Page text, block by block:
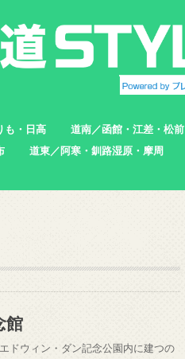
も・日高 道南／函館・江差・松前
函館市
北斗市
七飯町
松前町
江差町
上ノ国町
道東／阿寒・釧路湿原・摩周
館
ドウィン・ダン記念公園内に建つの